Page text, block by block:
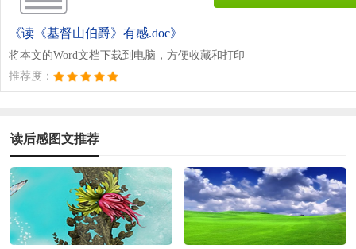
《读《基督山伯爵》有感.doc》
将本文的Word文档下载到电脑，方便收藏和打印
推荐度：
读后感图文推荐